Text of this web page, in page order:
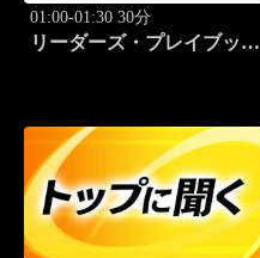
01:00-01:30 30分
リーダーズ・プレイブック